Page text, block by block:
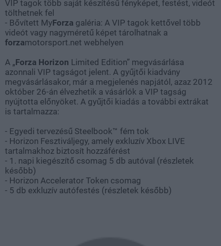
VIP tagok több saját készítésű fényképet, festést, videót
tölthetnek fel
- Bővített MyForza galéria: A VIP tagok kettővel több
videót vagy nagyméretű képet tárolhatnak a
forzamotorsport.net webhelyen
A „Forza Horizon Limited Edition” megvásárlása
azonnali VIP tagságot jelent. A gyűjtői kiadvány
megvásárlásakor, már a megjelenés napjától, azaz 2012
október 26-án élvezhetik a vásárlók a VIP tagság
nyújtotta előnyöket. A gyűjtői kiadás a további extrákat
is tartalmazza:
- Egyedi tervezésű Steelbook™ fém tok
- Horizon Fesztiváljegy, amely exkluzív Xbox LIVE
tartalmakhoz biztosít hozzáférést
- 1. napi kiegészítő csomag 5 db autóval (részletek
később)
- Horizon Accelerator Token csomag
- 5 db exkluzív autófestés (részletek később)